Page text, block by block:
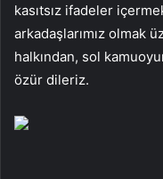
kasıtsız ifadeler
arkadaşlarımız olmak
halkından, sol
özür dileriz.